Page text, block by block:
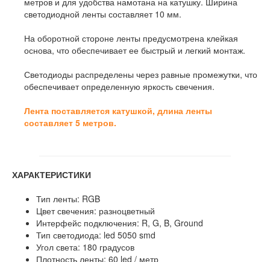
светодиодной ленты составляет 10 мм.
На оборотной стороне ленты предусмотрена клейкая
основа, что обеспечивает ее быстрый и легкий монтаж.
Светодиоды распределены через равные промежутки, что
обеспечивает определенную яркость свечения.
Лента поставляется катушкой, длина ленты
составляет 5 метров.
ХАРАКТЕРИСТИКИ
Тип ленты: RGB
Цвет свечения: разноцветный
Интерфейс подключения: R, G, B, Ground
Тип светодиода: led 5050 smd
Угол света: 180 градусов
Плотность ленты: 60 led / метр